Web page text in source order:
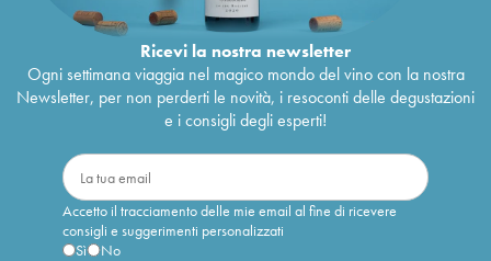
Ricevi la nostra newsletter
Ogni settimana viaggia nel magico mondo del vino con la nostra
Newsletter, per non perderti le novità, i resoconti delle degustazioni
e i consigli degli esperti!
Accetto il tracciamento delle mie email al fine di ricevere
consigli e suggerimenti personalizzati
Sì
No